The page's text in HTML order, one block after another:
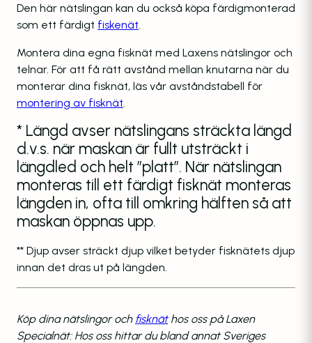
Den här nätslingan kan du också köpa färdigmonterad
som ett färdigt fiskenät
Montera dina egna fisknät med Laxens nätslingor och
telnar. För att få rätt avstånd mellan knutarna när du
monterar dina fisknät, läs vår avståndstabell för
montering av fisknät
* Längd avser nätslingans sträckta längd
d.v.s. när maskan är fullt utsträckt i
längdled och helt ”platt”. När nätslingan
monteras till ett färdigt fisknät monteras
längden in, ofta till omkring hälften så att
maskan öppnas upp.
** Djup avser sträckt djup vilket betyder fisknätets djup
innan det dras ut på längden.
Köp dina nätslingor och fisknäthos oss på Laxen
Specialnät: Hos oss hittar du bland annat Sveriges